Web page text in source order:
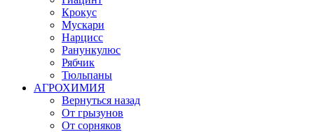
Крокус
Мускари
Нарцисс
Ранункулюс
Рябчик
Тюльпаны
АГРОХИМИЯ
Вернуться назад
От грызунов
От сорняков